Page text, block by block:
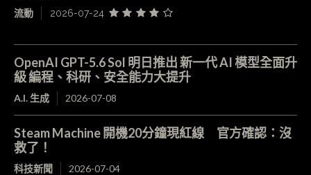
流動 2026-07-24
OpenAI GPT-5.6 Sol 明日推出 新一代 AI 模型全面升
級 編程、科研、安全能力大提升
A.I. 生成 2026-07-08
Steam Machine 開機20分鐘現紅線 官方確認：沒
救了！
科技新聞 2026-07-04